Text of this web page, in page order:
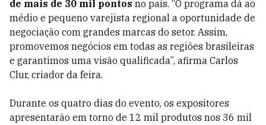
de mais de 30 mil pontos no país. “O programa dá ao
médio e pequeno varejista regional a oportunidade de
negociação com grandes marcas do setor. Assim,
promovemos negócios em todas as regiões brasileiras
e garantimos uma visão qualificada”, afirma Carlos
Clur, criador da feira.
Durante os quatro dias do evento, os expositores
apresentarão em torno de 12 mil produtos nos 36 mil